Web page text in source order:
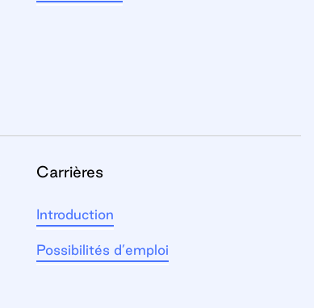
Carrières
Introduction
Possibilités d’emploi